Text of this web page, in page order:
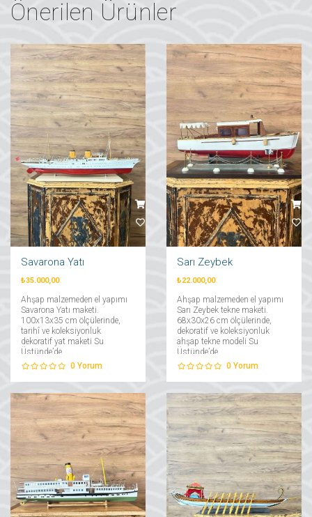
Önerilen Ürünler
Savarona Yatı
₺35.000,00
Ahşap malzemeden el yapımı
Savarona Yatı maketi.
100x13x35 cm ölçülerinde,
tarihî ve koleksiyonluk
dekoratif yat maketi Su
Üstünde’de....
0 Yorum
Sarı Zeybek
₺22.000,00
Ahşap malzemeden el yapımı
Sarı Zeybek tekne maketi.
68x30x26 cm ölçülerinde,
dekoratif ve koleksiyonluk
ahşap tekne modeli Su
Üstünde’de....
0 Yorum